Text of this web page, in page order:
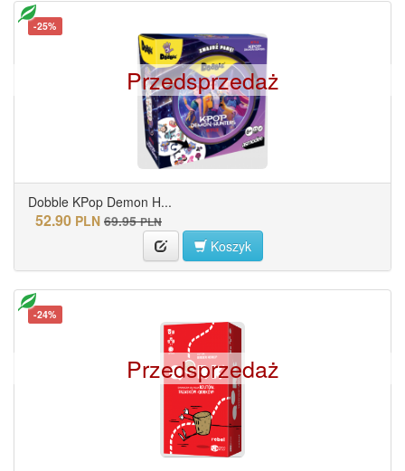
-25%
Dobble KPop Demon H...
52.90 PLN 69.95 PLN
Koszyk
Przedsprzedaż
-24%
Przedsprzedaż